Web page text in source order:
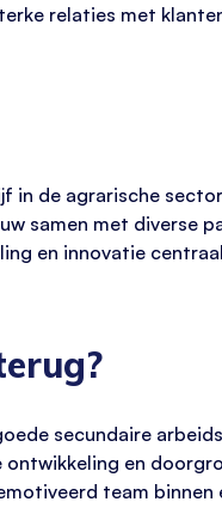
relaties met
in de agrarische
samen met diverse
en innovatie
secundaire
en
team